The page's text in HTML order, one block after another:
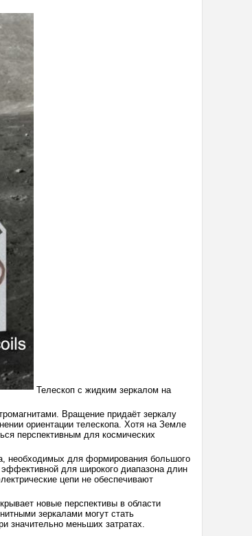
Телескоп с жидким зеркалом на
Вращение придаёт зеркалу
ориентации телескопа. Хотя на Земле
перспективным для космических
необходимых для формирования большого
для широкого диапазона длин
цепи не обеспечивают
новые перспективы в области
зеркалами могут стать
значительно меньших затратах.